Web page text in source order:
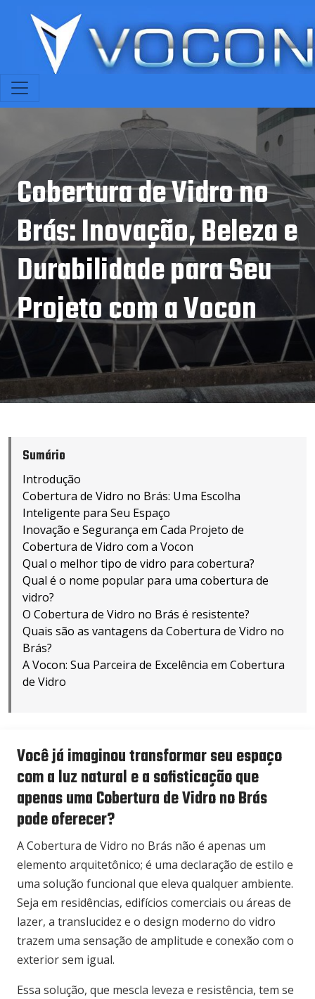
Cobertura de Vidro no
Brás: Inovação, Beleza e
Durabilidade para Seu
Projeto com a Vocon
Sumário
Introdução
Cobertura de Vidro no Brás: Uma Escolha
Inteligente para Seu Espaço
Inovação e Segurança em Cada Projeto de
Cobertura de Vidro com a Vocon
Qual o melhor tipo de vidro para cobertura?
Qual é o nome popular para uma cobertura de
vidro?
O Cobertura de Vidro no Brás é resistente?
Quais são as vantagens da Cobertura de Vidro no
Brás?
A Vocon: Sua Parceira de Excelência em Cobertura
de Vidro
Você já imaginou transformar seu espaço
com a luz natural e a sofisticação que
apenas uma Cobertura de Vidro no Brás
pode oferecer?
A Cobertura de Vidro no Brás não é apenas um
elemento arquitetônico; é uma declaração de estilo e
uma solução funcional que eleva qualquer ambiente.
Seja em residências, edifícios comerciais ou áreas de
lazer, a translucidez e o design moderno do vidro
trazem uma sensação de amplitude e conexão com o
exterior sem igual.
Essa solução, que mescla leveza e resistência, tem se